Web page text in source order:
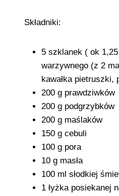
Składniki:
5 szklanek ( ok
warzywnego (z 2
kawałka pietruszki,
200 g prawdziwków
200 g podgrzybków
200 g maślaków
150 g cebuli
100 g pora
10 g masła
100 ml słodkiej
1 łyżka posiekanej